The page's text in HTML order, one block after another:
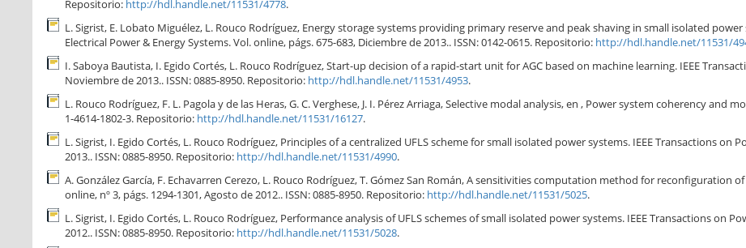
Repositorio: http://hdl.handle.net/11531/4778.
L. Sigrist, E. Lobato Miguélez, L. Rouco Rodríguez, Energy storage systems providing primary reserve and peak shaving in small isolated
Electrical Power & Energy Systems. Vol. online, págs. 675-683, Diciembre de 2013.. ISSN: 0142-0615. Repositorio: http://hdl.handle.net/11531/
I. Saboya Bautista, I. Egido Cortés, L. Rouco Rodríguez, Start-up decision of a rapid-start unit for AGC based on machine learning. IEEE
Noviembre de 2013.. ISSN: 0885-8950. Repositorio: http://hdl.handle.net/11531/4953.
L. Rouco Rodríguez, F. L. Pagola y de las Heras, G. C. Verghese, J. I. Pérez Arriaga, Selective modal analysis, en , Power system coherency and
1-4614-1802-3. Repositorio: http://hdl.handle.net/11531/16127.
L. Sigrist, I. Egido Cortés, L. Rouco Rodríguez, Principles of a centralized UFLS scheme for small isolated power systems. IEEE Transactions on
2013.. ISSN: 0885-8950. Repositorio: http://hdl.handle.net/11531/4990.
A. González García, F. Echavarren Cerezo, L. Rouco Rodríguez, T. Gómez San Román, A sensitivities computation method for reconfiguration
online, nº 3, págs. 1294-1301, Agosto de 2012.. ISSN: 0885-8950. Repositorio: http://hdl.handle.net/11531/5025.
L. Sigrist, I. Egido Cortés, L. Rouco Rodríguez, Performance analysis of UFLS schemes of small isolated power systems. IEEE Transactions on
2012.. ISSN: 0885-8950. Repositorio: http://hdl.handle.net/11531/5028.